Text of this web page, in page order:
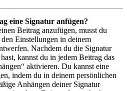
eine Signatur anfügen?
Beitrag anzufügen, musst du
Einstellungen in deinem
Nachdem du die Signatur
kannst du in jedem Beitrag das
aktivieren. Du kannst eine
indem du in deinem persönlichen
Anhängen deiner Signatur